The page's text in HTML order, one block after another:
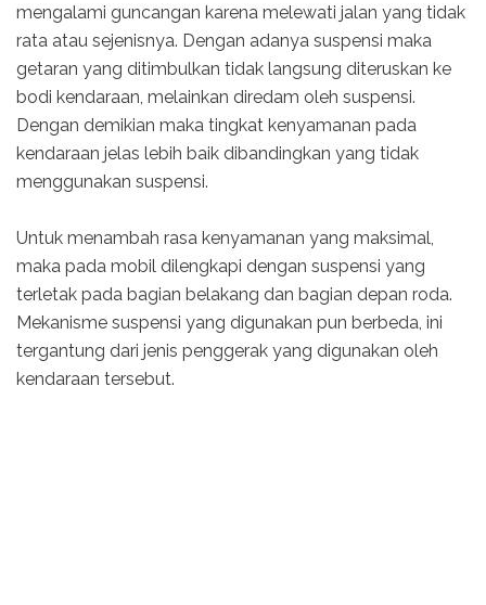
mengalami guncangan karena melewati jalan yang tidak
rata atau sejenisnya. Dengan adanya suspensi maka
getaran yang ditimbulkan tidak langsung diteruskan ke
bodi kendaraan, melainkan diredam oleh suspensi.
Dengan demikian maka tingkat kenyamanan pada
kendaraan jelas lebih baik dibandingkan yang tidak
menggunakan suspensi.
Untuk menambah rasa kenyamanan yang maksimal,
maka pada mobil dilengkapi dengan suspensi yang
terletak pada bagian belakang dan bagian depan roda.
Mekanisme suspensi yang digunakan pun berbeda, ini
tergantung dari jenis penggerak yang digunakan oleh
kendaraan tersebut.